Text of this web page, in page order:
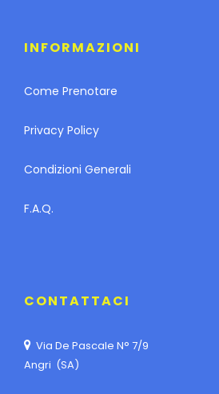
INFORMAZIONI
Come Prenotare
Privacy Policy
Condizioni Generali
F.A.Q.
CONTATTACI
Via De Pascale N° 7/9
Angri (SA)